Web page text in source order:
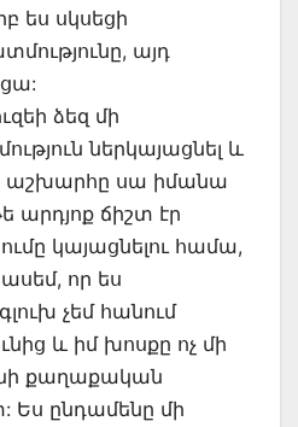
ես սկսեցի
այդ
ձեզ մի
ներկայացնել և
աշխարհը սա իմանա
արդյոք ճիշտ էր
կայացնելու համա,
որ ես
չեմ հանում
և իմ խոսքը ոչ մի
քաղաքական
Ես ընդամենը մի